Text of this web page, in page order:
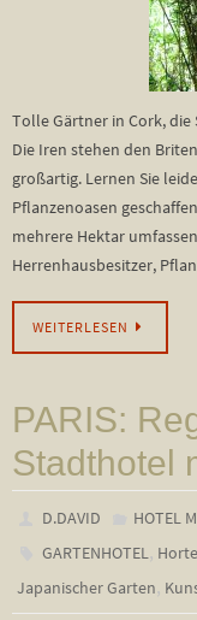
Tolle Gärtner in Cork,
Die Iren stehen den
großartig. Lernen Sie
Pflanzenoasen
mehrere Hektar
Herrenhausbesitzer,
WEITERLESEN
PARIS:
Stadthotel
D.DAVID
HOTEL
GARTENHOTEL
Japanischer Garten